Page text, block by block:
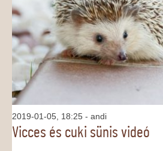
MÉDIAAJÁNLAT
KAPCSOLAT
2019-01-05, 18:25 - andi
Vicces és cuki sünis videó